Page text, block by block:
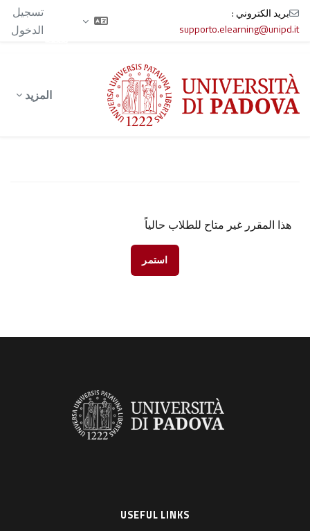
بريد الكتروني :
supporto.elearning@unipd.it
تسجيل
الدخول
المزيد
هذا المقرر غير متاح للطلاب حالياً
استمر
USEFUL LINKS